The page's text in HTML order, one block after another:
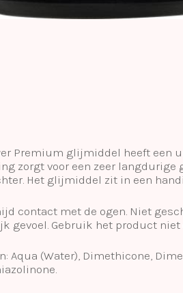
Premium glijmiddel heeft een
zorgt voor een zeer
Het glijmiddel zit in een
contact met de ogen. Niet
gevoel. Gebruik het product niet
Aqua (Water), Dimethicone,